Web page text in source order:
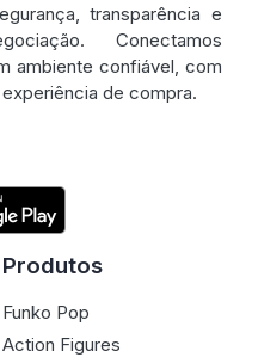
transparência e
Conectamos
ambiente confiável, com
de compra.
Produtos
Funko Pop
Action Figures